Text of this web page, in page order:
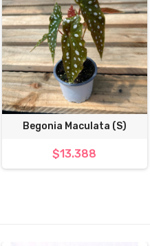
Begonia Maculata (S)
$13.388